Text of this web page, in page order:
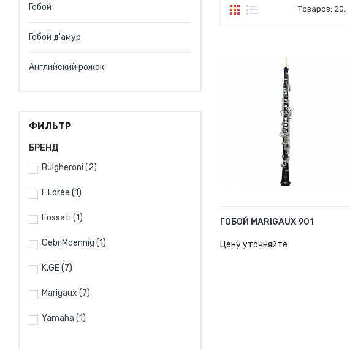
Гобой
Гобой д'амур
Английский рожок
ФИЛЬТР
БРЕНД
Bulgheroni (2)
F.Lorée (1)
Fossati (1)
Gebr.Moennig (1)
K.GE(7)
Marigaux (7)
Yamaha (1)
Товаров: 20.
ГОБОЙ MARIGAUX 901
Цену уточняйте